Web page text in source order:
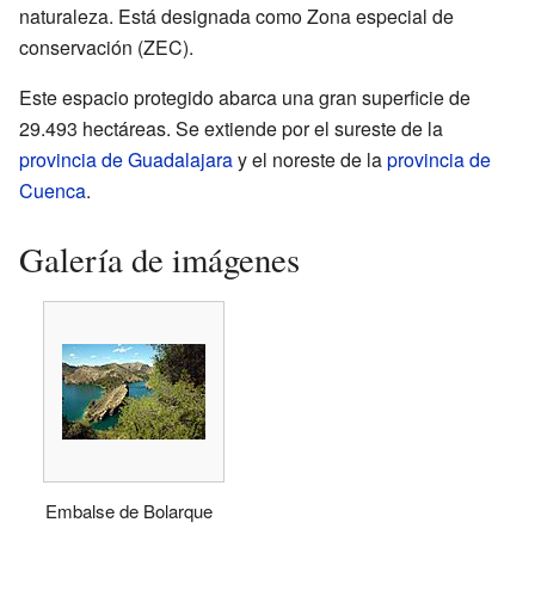
naturaleza. Está designada como Zona especial de
conservación (ZEC).
Este espacio protegido abarca una gran superficie de
29.493 hectáreas. Se extiende por el sureste de la
provincia de Guadalajaray el noreste de laprovincia de
Cuenca.
Galería de imágenes
Embalse de Bolarque